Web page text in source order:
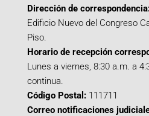
Dirección de
Edificio Nuevo del Congreso
Piso.
Horario de recepción
Lunes a viernes, 8:30 a.m. a
continua.
Código Postal: 111711
Correo notificaciones